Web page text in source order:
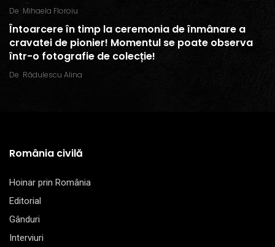
De Mihaela Floroiu
Întoarcere în timp la ceremonia de înmânare a
cravatei de pionier! Momentul se poate observa
într-o fotografie de colecție!
De Rădulescu Alina
România civilă
Hoinar prin România
Editorial
Gânduri
Interviuri